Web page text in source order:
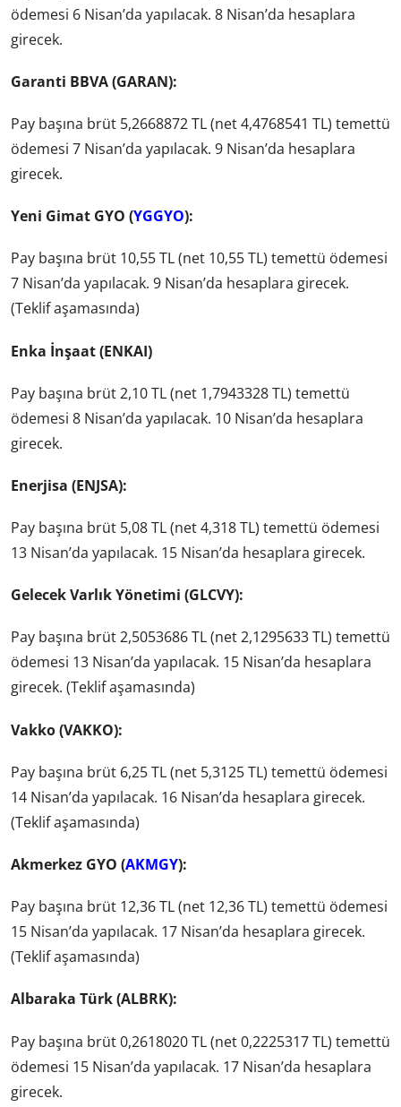
ödemesi 6 Nisan’da yapılacak. 8 Nisan’da hesaplara
girecek.
Garanti BBVA (GARAN):
Pay başına brüt 5,2668872 TL (net 4,4768541 TL) temettü
ödemesi 7 Nisan’da yapılacak. 9 Nisan’da hesaplara
girecek.
Yeni Gimat GYO (YGGYO):
Pay başına brüt 10,55 TL (net 10,55 TL) temettü ödemesi
7 Nisan’da yapılacak. 9 Nisan’da hesaplara girecek.
(Teklif aşamasında)
Enka İnşaat (ENKAI)
Pay başına brüt 2,10 TL (net 1,7943328 TL) temettü
ödemesi 8 Nisan’da yapılacak. 10 Nisan’da hesaplara
girecek.
Enerjisa (ENJSA):
Pay başına brüt 5,08 TL (net 4,318 TL) temettü ödemesi
13 Nisan’da yapılacak. 15 Nisan’da hesaplara girecek.
Gelecek Varlık Yönetimi (GLCVY):
Pay başına brüt 2,5053686 TL (net 2,1295633 TL) temettü
ödemesi 13 Nisan’da yapılacak. 15 Nisan’da hesaplara
girecek. (Teklif aşamasında)
Vakko (VAKKO):
Pay başına brüt 6,25 TL (net 5,3125 TL) temettü ödemesi
14 Nisan’da yapılacak. 16 Nisan’da hesaplara girecek.
(Teklif aşamasında)
Akmerkez GYO (AKMGY):
Pay başına brüt 12,36 TL (net 12,36 TL) temettü ödemesi
15 Nisan’da yapılacak. 17 Nisan’da hesaplara girecek.
(Teklif aşamasında)
Albaraka Türk (ALBRK):
Pay başına brüt 0,2618020 TL (net 0,2225317 TL) temettü
ödemesi 15 Nisan’da yapılacak. 17 Nisan’da hesaplara
girecek.